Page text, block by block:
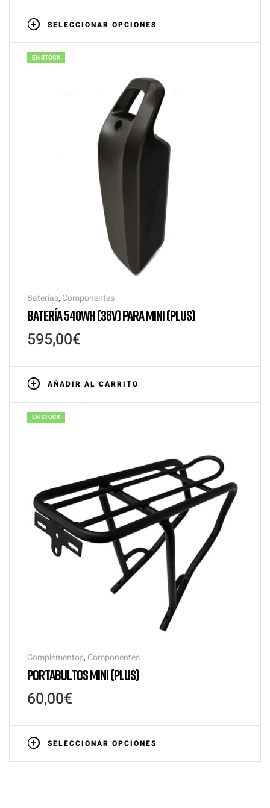
SELECCIONAR OPCIONES
EN STOCK
Baterías, Componentes
BATERÍA 540WH (36V) PARA MINI (PLUS)
595,00€
AÑADIR AL CARRITO
EN STOCK
Complementos, Componentes
PORTABULTOS MINI (PLUS)
60,00€
SELECCIONAR OPCIONES